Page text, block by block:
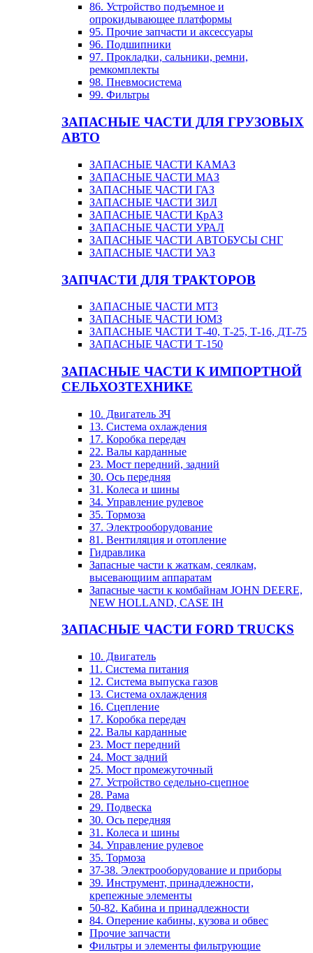
86. Устройство подъемное и
опрокидывающее платформы
95. Прочие запчасти и аксессуары
96. Подшипники
97. Прокладки, сальники, ремни,
ремкомплекты
98. Пневмосистема
99. Фильтры
ЗАПАСНЫЕ ЧАСТИ ДЛЯ ГРУЗОВЫХ
АВТО
ЗАПАСНЫЕ ЧАСТИ КАМАЗ
ЗАПАСНЫЕ ЧАСТИ МАЗ
ЗАПАСНЫЕ ЧАСТИ ГАЗ
ЗАПАСНЫЕ ЧАСТИ ЗИЛ
ЗАПАСНЫЕ ЧАСТИ КрАЗ
ЗАПАСНЫЕ ЧАСТИ УРАЛ
ЗАПАСНЫЕ ЧАСТИ АВТОБУСЫ СНГ
ЗАПАСНЫЕ ЧАСТИ УАЗ
ЗАПЧАСТИ ДЛЯ ТРАКТОРОВ
ЗАПАСНЫЕ ЧАСТИ МТЗ
ЗАПАСНЫЕ ЧАСТИ ЮМЗ
ЗАПАСНЫЕ ЧАСТИ Т-40, Т-25, Т-16, ДТ-75
ЗАПАСНЫЕ ЧАСТИ Т-150
ЗАПАСНЫЕ ЧАСТИ К ИМПОРТНОЙ
СЕЛЬХОЗТЕХНИКЕ
10. Двигатель ЗЧ
13. Система охлаждения
17. Коробка передач
22. Валы карданные
23. Мост передний, задний
30. Ось передняя
31. Колеса и шины
34. Управление рулевое
35. Тормоза
37. Электрооборудование
81. Вентиляция и отопление
Гидравлика
Запасные части к жаткам, сеялкам,
высевающиим аппаратам
Запасные части к комбайнам JOHN DEERE,
NEW HOLLAND, CASE IH
ЗАПАСНЫЕ ЧАСТИ FORD TRUCKS
10. Двигатель
11. Система питания
12. Система выпуска газов
13. Система охлаждения
16. Сцепление
17. Коробка передач
22. Валы карданные
23. Мост передний
24. Мост задний
25. Мост промежуточный
27. Устройство седельно-сцепное
28. Рама
29. Подвеска
30. Ось передняя
31. Колеса и шины
34. Управление рулевое
35. Тормоза
37-38. Электрооборудование и приборы
39. Инструмент, принадлежности,
крепежные элементы
50-82. Кабина и принадлежности
84. Оперение кабины, кузова и обвес
Прочие запчасти
Фильтры и элементы фильтрующие